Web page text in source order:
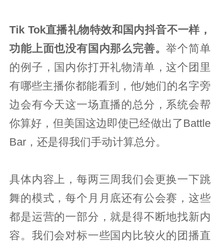
Tik Tok直播礼物特效和国内抖音不一样，
功能上面也没有国内那么完善。举个简单
的例子，国内你打开礼物清单，这个团里
有哪些主播你都能看到，他/她们的名字旁
边会有今天这一场直播的总分，系统会帮
你算好，但美国这边即使已经做出了Battle
Bar，还是得我们手动计算总分。
具体内容上，每两三周我们会更换一下跳
舞的模式，每个月月底还有公会赛，这些
都是运营的一部分，就是得不断地找新内
容。我们会对标一些国内比较火的团播直